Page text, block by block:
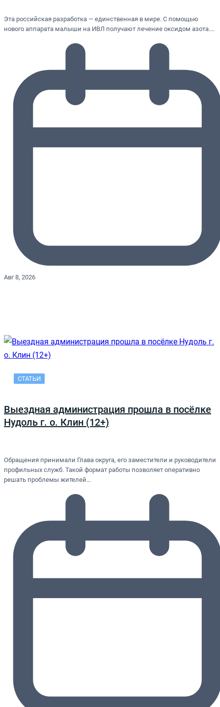
Эта российская разработка — единственная в мире. С помощью
нового аппарата малыши на ИВЛ получают лечение оксидом азота.…
Авг 8, 2026
СТАТЬИ
Выездная администрация прошла в посёлке
Нудоль г. о. Клин (12+)
Обращения принимали Глава округа, его заместители и руководители
профильных служб. Такой формат работы позволяет оперативно
решать проблемы жителей…